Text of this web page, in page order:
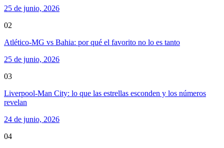
25 de junio, 2026
02
Atlético-MG vs Bahia: por qué el favorito no lo es tanto
25 de junio, 2026
03
Liverpool-Man City: lo que las estrellas esconden y los números
revelan
24 de junio, 2026
04